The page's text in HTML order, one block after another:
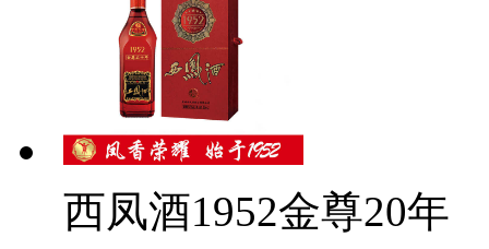
西凤酒1952金尊20年